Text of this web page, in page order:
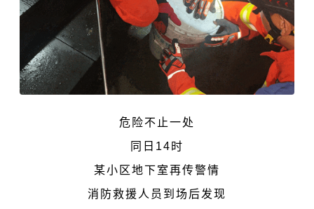
危险不止一处
同日14时
某小区地下室再传警情
消防救援人员到场后发现